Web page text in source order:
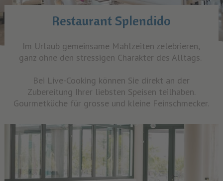
Restaurant Splendido
Im Urlaub gemeinsame Mahlzeiten zelebrieren,
ganz ohne den stressigen Charakter des Alltags.
Bei Live-Cooking können Sie direkt an der
Zubereitung Ihrer liebsten Speisen teilhaben.
Gourmetküche für grosse und kleine Feinschmecker.